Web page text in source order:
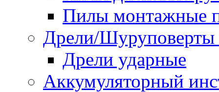
Пилы монтажные
Дрели/Шуруповерты
Дрели ударные
Аккумуляторный